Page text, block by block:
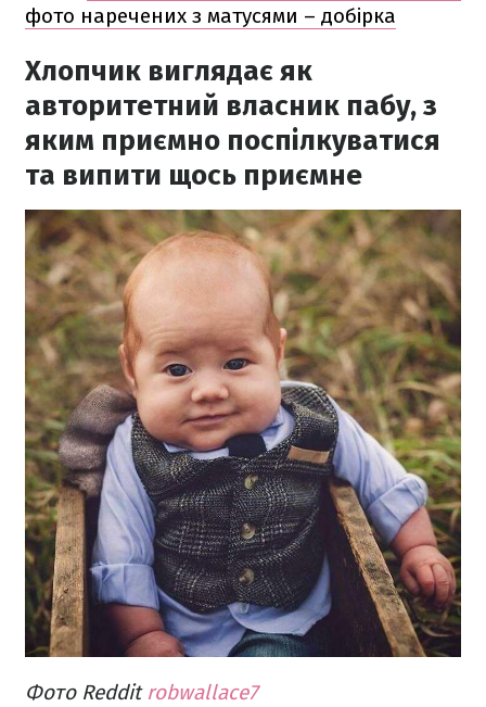
фото наречених з матусями – добірка
Хлопчик виглядає як
авторитетний власник пабу, з
яким приємно поспілкуватися
та випити щось приємне
Фото Reddit robwallace7